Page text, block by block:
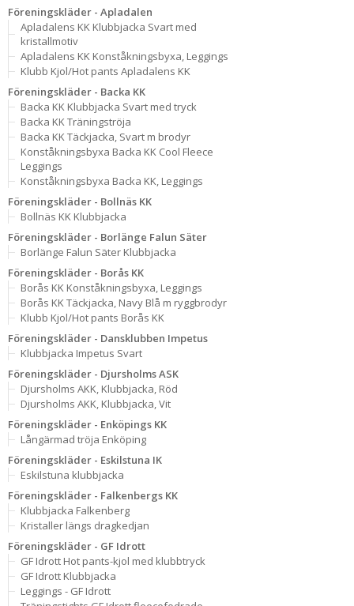
Föreningskläder - Apladalen
Apladalens KK Klubbjacka Svart med
kristallmotiv
Apladalens KK Konståkningsbyxa, Leggings
Klubb Kjol/Hot pants Apladalens KK
Föreningskläder - Backa KK
Backa KK Klubbjacka Svart med tryck
Backa KK Träningströja
Backa KK Täckjacka, Svart m brodyr
Konståkningsbyxa Backa KK Cool Fleece
Leggings
Konståkningsbyxa Backa KK, Leggings
Föreningskläder - Bollnäs KK
Bollnäs KK Klubbjacka
Föreningskläder - Borlänge Falun Säter
Borlänge Falun Säter Klubbjacka
Föreningskläder - Borås KK
Borås KK Konståkningsbyxa, Leggings
Borås KK Täckjacka, Navy Blå m ryggbrodyr
Klubb Kjol/Hot pants Borås KK
Föreningskläder - Dansklubben Impetus
Klubbjacka Impetus Svart
Föreningskläder - Djursholms ASK
Djursholms AKK, Klubbjacka, Röd
Djursholms AKK, Klubbjacka, Vit
Föreningskläder - Enköpings KK
Långärmad tröja Enköping
Föreningskläder - Eskilstuna IK
Eskilstuna klubbjacka
Föreningskläder - Falkenbergs KK
Klubbjacka Falkenberg
Kristaller längs dragkedjan
Föreningskläder - GF Idrott
GF Idrott Hot pants-kjol med klubbtryck
GF Idrott Klubbjacka
Leggings - GF Idrott